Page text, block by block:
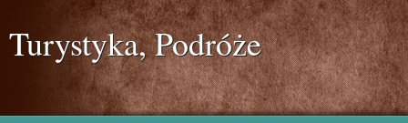
Turystyka, Podróże